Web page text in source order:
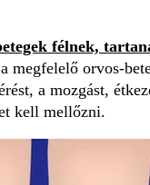
félnek,
megfelelő orvos-
a mozgást,
kell mellőzni.